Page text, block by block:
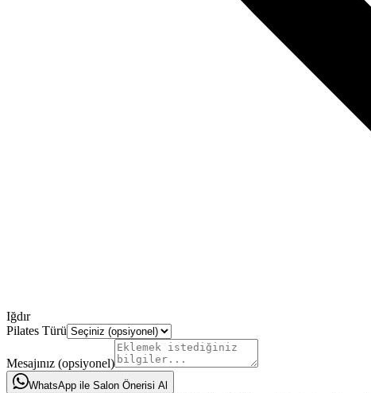
Iğdır
Pilates Türü
Mesajınız (opsiyonel)
WhatsApp ile Salon Önerisi Al